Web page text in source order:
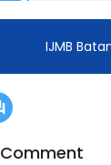
IJMB
Comment